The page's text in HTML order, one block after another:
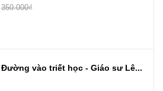
350.000₫
Đường vào triết học - Giáo sư Lê...